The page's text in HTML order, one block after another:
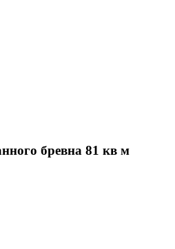
бревна 81 кв м